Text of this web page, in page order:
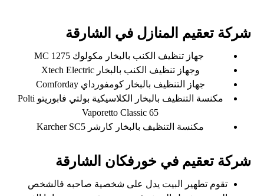
شركة تعقيم المنازل في الشارقة
جهاز تنظيف الكنب بالبخار مكولوك MC 1275
وجهاز تنظيف الكنب بالبخار Xtech Electric
جهاز التنظيف بالبخار كومفورداي Comforday
مكنسة التنظيف بالبخار الكلاسيكية بولتي فابوريتو Polti
Vaporetto Classic 65
مكنسة التنظيف بالبخار كارشر Karcher SC5
شركة تعقيم في خورفكان الشارقة
تقوم تطهير البيت يدل على شخصية صاحبه فالشخص